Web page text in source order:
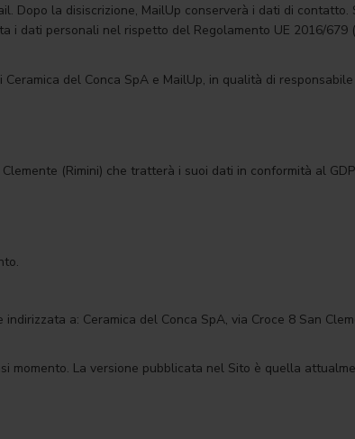
Dopo la disiscrizione, MailUp conserverà i dati di contatto.
dati personali nel rispetto del Regolamento UE 2016/679
del Conca SpA e MailUp, in qualità di
(Rimini) che tratterà i suoi dati in conformità al
a: Ceramica del Conca SpA, via Croce 8 San
momento. La versione pubblicata nel Sito è quella